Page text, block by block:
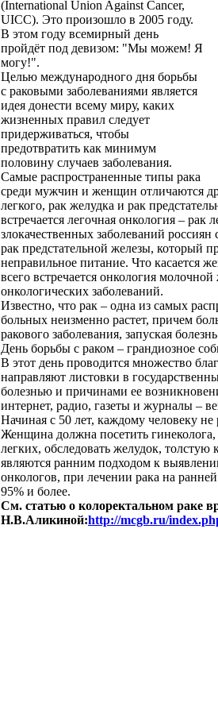
(International Union Against Cancer,
UICC). Это произошло в 2005 году.
В этом году всемирный день
пройдёт под девизом: "Мы можем! Я
могу!".
Целью международного дня борьбы
с раковыми заболеваниями является
идея донести всему миру, каких
жизненных правил следует
придерживаться, чтобы
предотвратить как минимум
половину случаев заболевания.
Самые распространенные типы рака
среди мужчин и женщин отличаются
легкого, рак желудка и рак
встречается легочная онкология – рак
злокачественных заболеваний
рак предстательной железы, который
неправильное питание. Что касается
всего встречается онкология
онкологических заболеваний.
Известно, что рак – одна из самых
больных неизменно растет, причем
ракового заболевания, запуская
День борьбы с раком – грандиозное
В этот день проводится множество
направляют листовки в
болезнью и причинами ее
интернет, радио, газеты и журналы –
Начиная с 50 лет, каждому человеку не
Женщина должна посетить
легких, обследовать желудок,
являются ранним подходом к
онкологов, при лечении рака на
95% и более.
См. статью о колоректальном раке
Н.В.Аликиной:http://mcgb.ru/